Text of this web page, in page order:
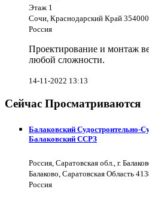
Этаж 1
Сочи, Краснодарский Край 354000
Россия
Проектирование и монтаж
любой сложности.
14-11-2022 13:13
Сейчас Просматриваются
Балаковский Судостроительно-
Балаковский ССРЗ
Россия, Саратовская обл., г.
Балаково, Саратовская Область
Россия